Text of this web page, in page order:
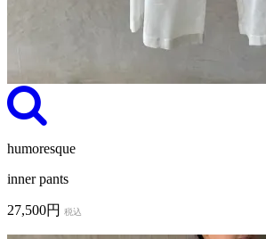
humoresque
inner pants
27,500円 税込